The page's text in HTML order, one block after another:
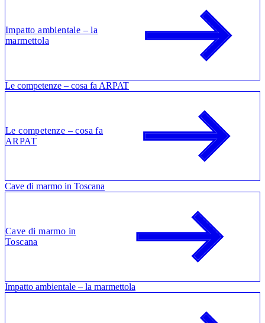
Impatto ambientale – la
marmettola
Le competenze – cosa fa ARPAT
Le competenze – cosa fa
ARPAT
Cave di marmo in Toscana
Cave di marmo in
Toscana
Impatto ambientale – la marmettola